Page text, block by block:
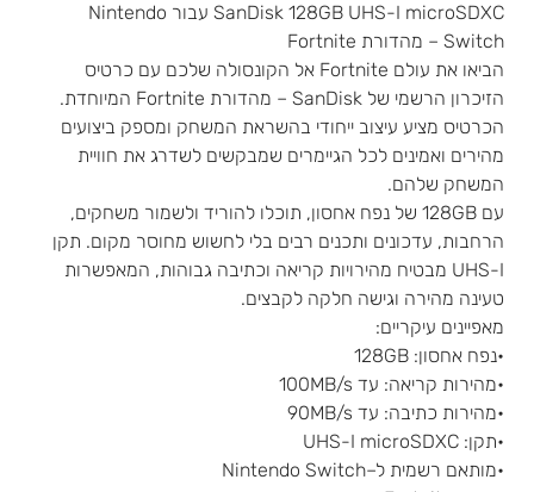
SanDisk 128GB UHS-I microSDXC עבור Nintendo
Switch – מהדורת Fortnite
הביאו את עולם Fortnite אל הקונסולה שלכם עם כרטיס
הזיכרון הרשמי של SanDisk – מהדורת Fortnite המיוחדת.
הכרטיס מציע עיצוב ייחודי בהשראת המשחק ומספק ביצועים
מהירים ואמינים לכל הגיימרים שמבקשים לשדרג את חוויית
המשחק שלהם.
עם 128GB של נפח אחסון, תוכלו להוריד ולשמור משחקים,
הרחבות, עדכונים ותכנים רבים בלי לחשוש מחוסר מקום. תקן
UHS-I מבטיח מהירויות קריאה וכתיבה גבוהות, המאפשרות
טעינה מהירה וגישה חלקה לקבצים.
מאפיינים עיקריים:
•נפח אחסון: 128GB
•מהירות קריאה: עד ‎100MB/s‎
•מהירות כתיבה: עד ‎90MB/s‎
•תקן: UHS-I microSDXC
•מותאם רשמית ל–Nintendo Switch